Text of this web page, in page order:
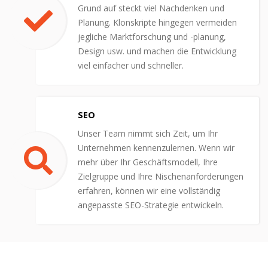
Grund auf steckt viel Nachdenken und
Planung. Klonskripte hingegen vermeiden
jegliche Marktforschung und -planung,
Design usw. und machen die Entwicklung
viel einfacher und schneller.
SEO
Unser Team nimmt sich Zeit, um Ihr
Unternehmen kennenzulernen. Wenn wir
mehr über Ihr Geschäftsmodell, Ihre
Zielgruppe und Ihre Nischenanforderungen
erfahren, können wir eine vollständig
angepasste SEO-Strategie entwickeln.